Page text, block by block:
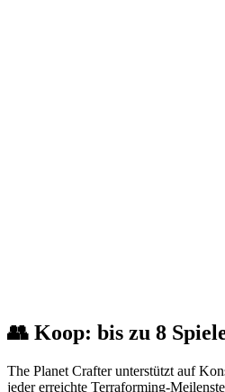
👥 Koop: bis zu 8
The Planet Crafter unterstützt auf
jeder erreichte Terraforming-